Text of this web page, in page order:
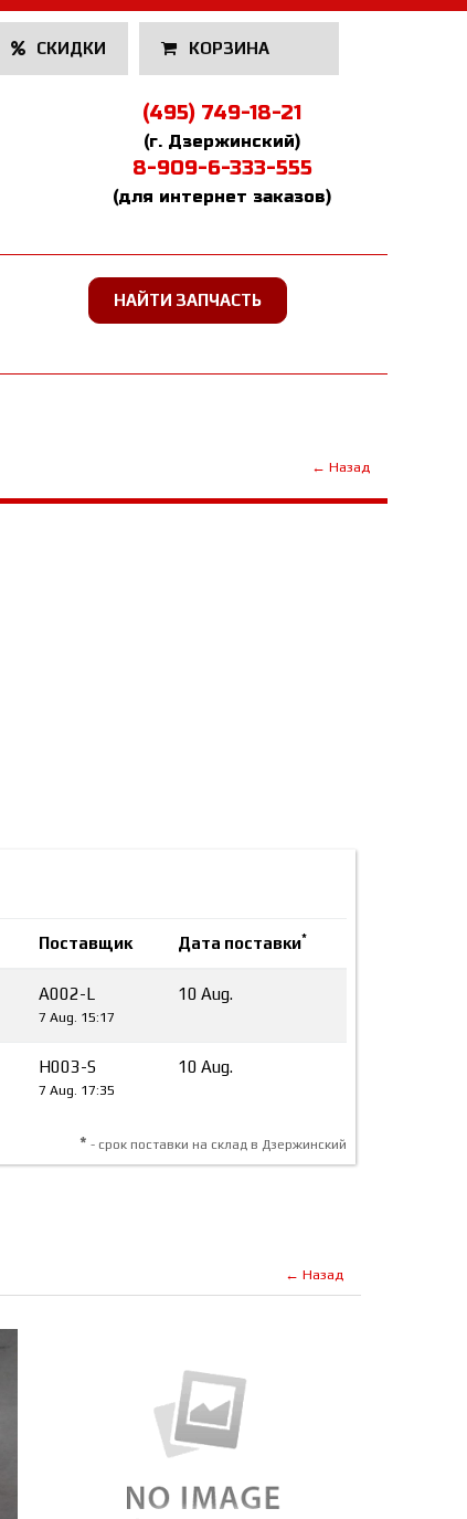
СКИДКИ КОРЗИНА
(495) 749-18-21
(г. Дзержинский)
8-909-6-333-555
(для интернет заказов)
← Назад
Поставщик Дата поставки*
A002-L
7 Aug. 15:17
10 Aug.
H003-S
7 Aug. 17:35
10 Aug.
* - срок поставки на склад в Дзержинский
← Назад